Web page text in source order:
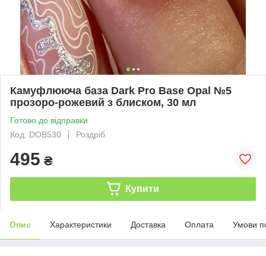
Камуфлююча база Dark Pro Base Opal №5
прозоро-рожевий з блиском, 30 мл
Готово до відправки
Код: DOB530
Роздріб
495 ₴
Купити
Опис Характеристики Доставка Оплата Умови